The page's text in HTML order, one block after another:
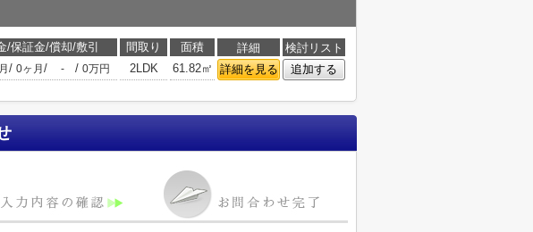
/保証金/償却/敷引 間取り 面積 詳細
検討リスト
/ 0ヶ月 / - / 0万円 2LDK 61.82㎡ 詳細を見る 追加する